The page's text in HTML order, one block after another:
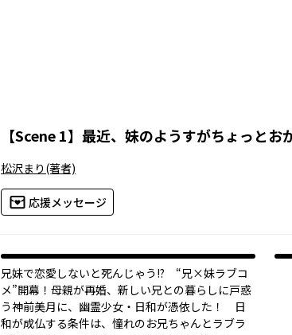
【Scene 1】 最近、妹のようすがちょっとお
松沢まり (著者)
応援メッセージ
兄妹で恋愛しないと死んじゃう!? “兄×妹ラブコ
メ”開幕！母親が再婚、新しい兄との暮らしに戸惑
う神前美月に、幽霊少女・日和が憑依した！ 日
和が成仏する条件は、憧れのお兄ちゃんとラブラ